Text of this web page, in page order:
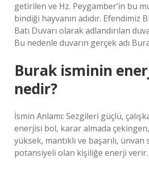
getirilen ve Hz. Peygamber’in bu
bindiği hayvanın adıdır. Efendimiz
Batı Duvarı olarak adlandırılan
Bu nedenle duvarın gerçek adı
Burak isminin
nedir?
İsmin Anlamı: Sezgileri güçlü,
enerjisi bol, karar almada çekingen,
yüksek, mantıklı ve başarılı,
potansiyeli olan kişiliğe enerji verir.